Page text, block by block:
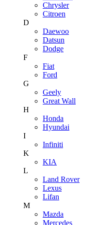
Chrysler
Citroen
D
Daewoo
Datsun
Dodge
F
Fiat
Ford
G
Geely
Great Wall
H
Honda
Hyundai
I
Infiniti
K
KIA
L
Land Rover
Lexus
Lifan
M
Mazda
Mercedes